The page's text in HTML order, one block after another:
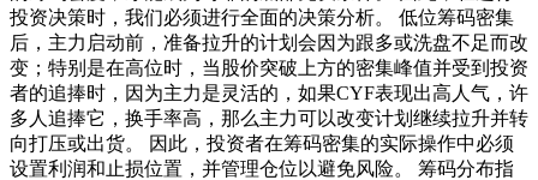
投资决策时，我们必须进行全面的决策分析。 低位筹码密集
后，主力启动前，准备拉升的计划会因为跟多或洗盘不足而改
变；特别是在高位时，当股价突破上方的密集峰值并受到投资
者的追捧时，因为主力是灵活的，如果CYF表现出高人气，许
多人追捧它，换手率高，那么主力可以改变计划继续拉升并转
向打压或出货。 因此，投资者在筹码密集的实际操作中必须
设置利润和止损位置，并管理仓位以避免风险。 筹码分布指